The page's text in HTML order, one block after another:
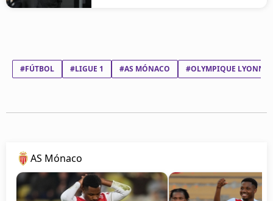
#FÚTBOL #LIGUE 1 #AS MÓNACO #OLYMPIQUE
AS Mónaco